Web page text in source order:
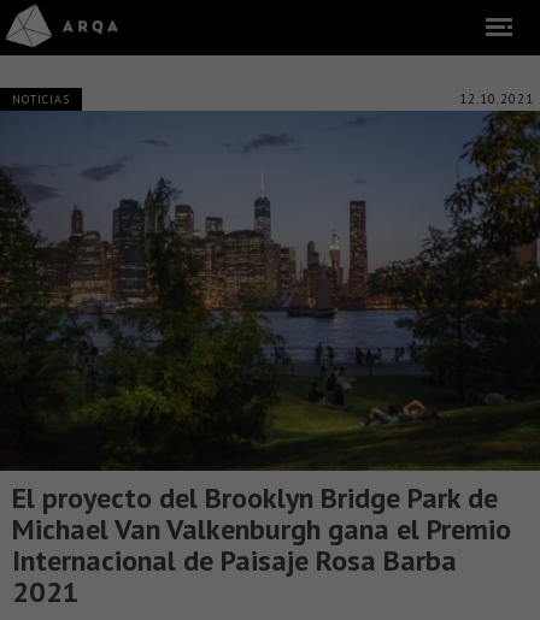
NOTICIAS 12.10.2021
El proyecto del Brooklyn Bridge Park de
Michael Van Valkenburgh gana el Premio
Internacional de Paisaje Rosa Barba
2021